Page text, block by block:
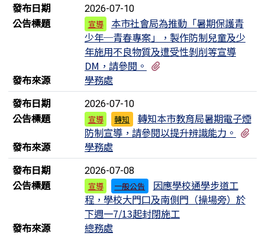
發布日期
2026-07-10
公告標題 宣導
本市社會局為推動「暑期保護青
少年─青春專案」，製作防制兒童及少
年施用不良物質及遭受性剝削等宣導
DM，請參閱。
發布來源
學務處
發布日期
2026-07-10
公告標題 宣導 轉知
轉知本市教育局暑期電子煙
防制宣導，請參閱以提升辨識能力。
發布來源
學務處
發布日期
2026-07-08
公告標題 宣導 一般公告
因應學校通學步道工
程，學校大門口及南側門（操場旁）於
下週一7/13起封閉施工
發布來源
總務處